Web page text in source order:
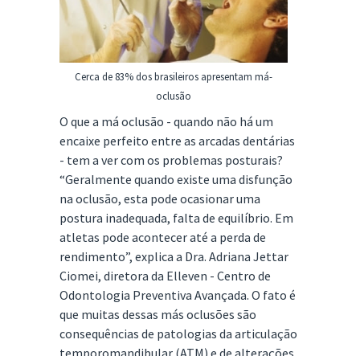
Cerca de 83% dos brasileiros apresentam má-
oclusão
O que a má oclusão - quando não há um
encaixe perfeito entre as arcadas dentárias
- tem a ver com os problemas posturais?
“Geralmente quando existe uma disfunção
na oclusão, esta pode ocasionar uma
postura inadequada, falta de equilíbrio. Em
atletas pode acontecer até a perda de
rendimento”, explica a Dra. Adriana Jettar
Ciomei, diretora da Elleven - Centro de
Odontologia Preventiva Avançada. O fato é
que muitas dessas más oclusões são
consequências de patologias da articulação